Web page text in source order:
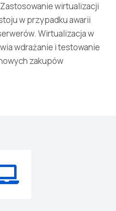
wirtualizacji
w przypadku awarii
Wirtualizacja w
wdrażanie i testowanie
zakupów